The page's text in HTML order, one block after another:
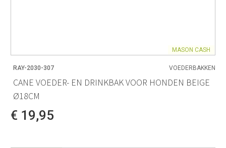
MASON CASH
RAY-2030-307 VOEDERBAKKEN
CANE VOEDER- EN DRINKBAK VOOR HONDEN BEIGE
Ø18CM
€ 19,95